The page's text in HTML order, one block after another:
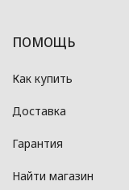
ПОМОЩЬ
Как купить
Доставка
Гарантия
Найти магазин